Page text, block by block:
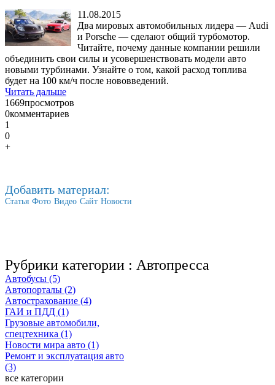
11.08.2015
Два мировых автомобильных лидера — Audi
и Porsche — сделают общий турбомотор.
Читайте, почему данные компании решили
объединить свои силы и усовершенствовать модели авто
новыми турбинами. Узнайте о том, какой расход топлива
будет на 100 км/ч после нововведений.
Читать дальше
1669просмотров
0комментариев
1
0
+
Добавить материал:
Статья Фото Видео Сайт Новости
Рубрики категории : Автопресса
Автобусы (5)
Автопорталы (2)
Автострахование (4)
ГАИ и ПДД (1)
Грузовые автомобили,
спецтехника (1)
Новости мира авто (1)
Ремонт и эксплуатация авто
(3)
все категории